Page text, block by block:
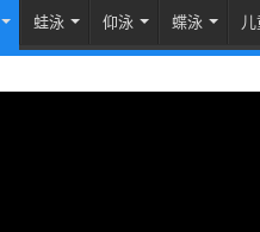
蛙泳 仰泳 蝶泳